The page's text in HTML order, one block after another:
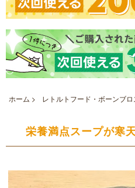
ホーム > レトルトフード・ボーンブロ
栄養満点スープが寒